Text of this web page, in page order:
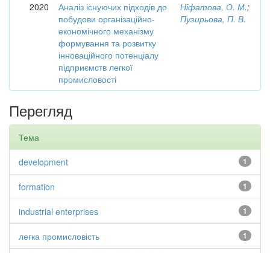
2020
Аналіз існуючих підходів до
побудови організаційно-
економічного механізму
формування та розвитку
інноваційного потенціалу
підприємств легкої
промисловості
Ніфатова, О. М.;
Пузирьова, П. В.
Перегляд
Тема
1
development
1
formation
1
industrial enterprises
1
легка промисловість